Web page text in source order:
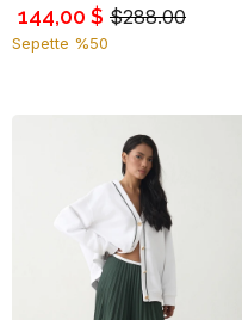
$288.00
144,00 $
Sepette %50